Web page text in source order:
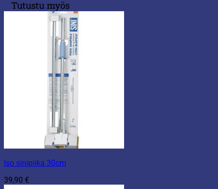
Tutustu myös
Iso sinipiika 30cm
39,90 €